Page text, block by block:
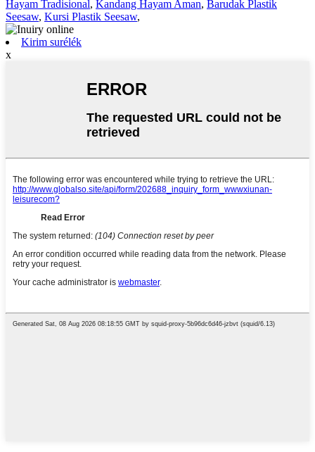
Hayam Tradisional, Kandang Hayam Aman, Barudak Plastik
Seesaw, Kursi Plastik Seesaw,
Kirim surélék
x